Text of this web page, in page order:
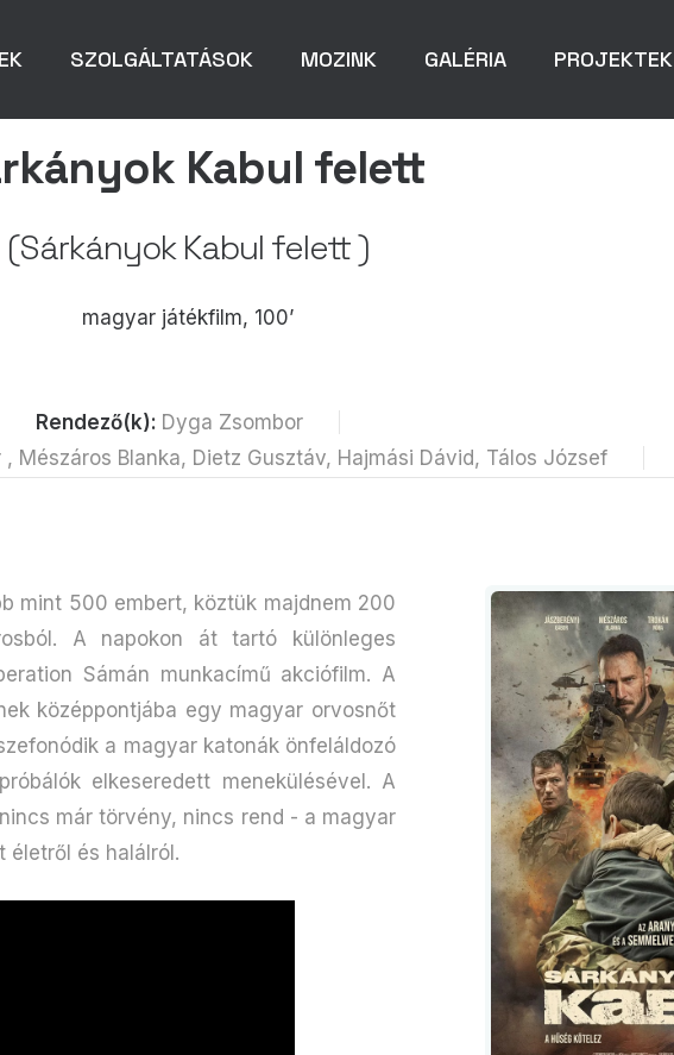
SZOLGÁLTATÁSOK MOZINK GALÉRIA PROJEKTEK
Kabul felett
(Sárkányok Kabul felett )
magyar játékfilm, 100’
Rendező(k): Dyga Zsombor
Mészáros Blanka, Dietz Gusztáv, Hajmási Dávid, Tálos József
mint 500 embert, köztük majdnem 200
A napokon át tartó különleges
Sámán munkacímű akciófilm. A
középpontjába egy magyar orvosnőt
a magyar katonák önfeláldozó
elkeseredett menekülésével. A
már törvény, nincs rend - a magyar
életről és halálról.